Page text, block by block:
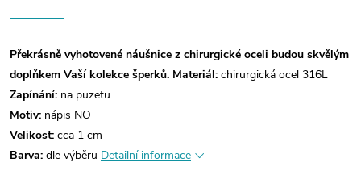
Překrásně vyhotovené náušnice z chirurgické oceli budou skvělým
doplňkem Vaší kolekce šperků. Materiál: chirurgická ocel 316L
Zapínání: na puzetu
Motiv: nápis NO
Velikost: cca 1 cm
Barva: dle výběru Detailní informace